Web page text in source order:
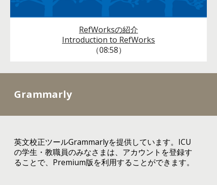
RefWorksの紹介
Introduction to RefWorks
（08:58）
Grammarly
英文校正ツールGrammarlyを提供しています。ICU
の学生・教職員のみなさまは、アカウントを登録す
ることで、Premium版を利用することができます。